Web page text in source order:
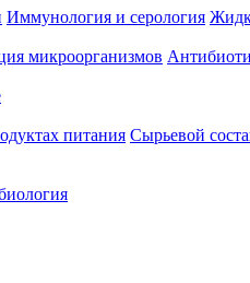
Иммунология и серология
микроорганизмов
питания Сырьевой